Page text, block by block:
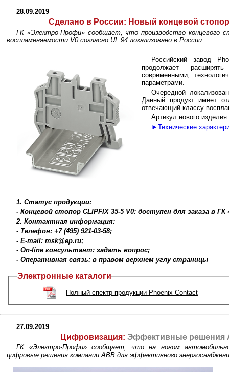
28.09.2019
Сделано в России: Новый концевой
ГК «Электро-Профи» сообщает, что производство концевого
воспламеняемости V0 согласно UL 94 локализовано в России.
Российский завод
продолжает
современными,
параметрами.
Очередной
Данный продукт имеет
отвечающий классу
Артикул нового
►Технические
1. Статус продукции:
- Концевой стопор CLIPFIX 35-5 V0: доступен для заказа в
2. Контактная информация:
- Телефон: +7 (495) 921-03-58;
- E-mail: msk@ep.ru;
- On-line консультант: задать вопрос;
- Оперативная связь: в правом верхнем углу страницы
Электронные каталоги
Полный спектр продукции Phoenix Contact
27.09.2019
Цифровизация: Эффективные решения
ГК «Электро-Профи» сообщает, что на новом
цифровые решения компании ABB для эффективного